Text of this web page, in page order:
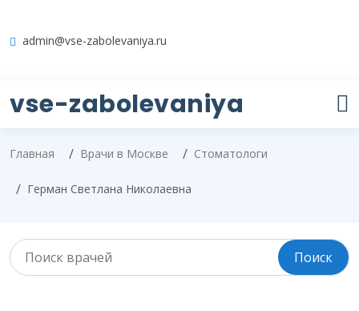
admin@vse-zabolevaniya.ru
vse-zabolevaniya
Главная Врачи в Москве Стоматологи
Герман Светлана Николаевна